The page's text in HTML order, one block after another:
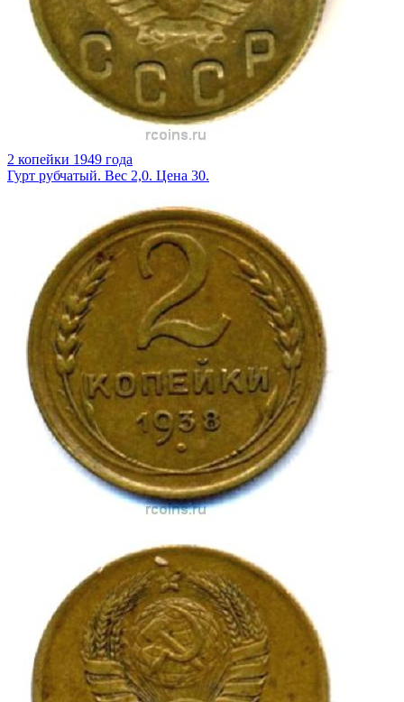
2 копейки 1949 года
Гурт рубчатый. Вес 2,0. Цена 30.